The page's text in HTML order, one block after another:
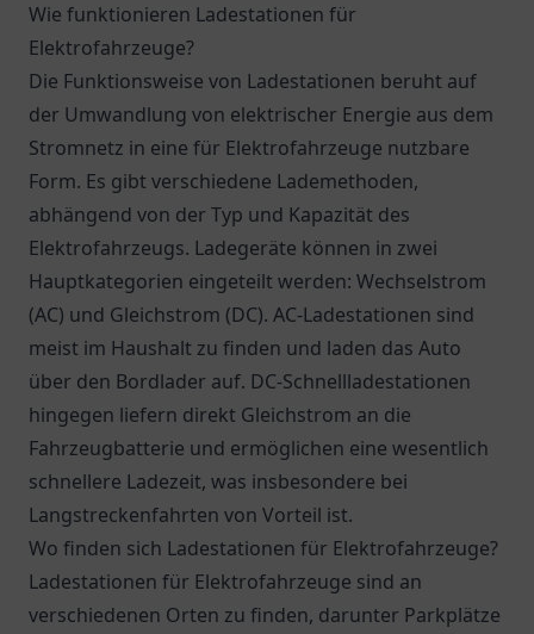
Wie funktionieren Ladestationen für
Elektrofahrzeuge?
Die Funktionsweise von Ladestationen beruht auf
der Umwandlung von elektrischer Energie aus dem
Stromnetz in eine für Elektrofahrzeuge nutzbare
Form. Es gibt verschiedene Lademethoden,
abhängend von der Typ und Kapazität des
Elektrofahrzeugs. Ladegeräte können in zwei
Hauptkategorien eingeteilt werden: Wechselstrom
(AC) und Gleichstrom (DC). AC-Ladestationen sind
meist im Haushalt zu finden und laden das Auto
über den Bordlader auf. DC-Schnellladestationen
hingegen liefern direkt Gleichstrom an die
Fahrzeugbatterie und ermöglichen eine wesentlich
schnellere Ladezeit, was insbesondere bei
Langstreckenfahrten von Vorteil ist.
Wo finden sich Ladestationen für Elektrofahrzeuge?
Ladestationen für Elektrofahrzeuge sind an
verschiedenen Orten zu finden, darunter Parkplätze